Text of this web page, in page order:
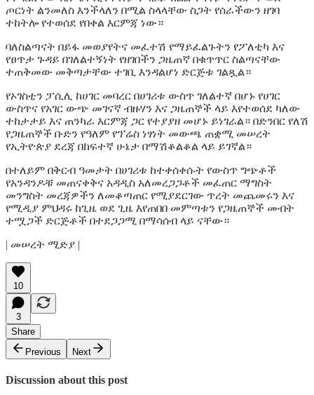
ጦርነት ልንመለስ እንችላለን በሚል ስላላቸው ስጋት የሰራችውን ዘገባ
ተከትሎ የተወሰደ የበቀል እርምጃ ነው።
ባለስልጣናት በይፋ መወያየትና መፈተሽ የማይፈልጉትን የፖለቲካ እና
የፀጥታ ጉዳይ በገለልተኝነት የዘገበችን ጋዜጠኛ በቁጥጥር ስልጣናቸው
ተጠቅመው መቅጣታቸው ተገቢ እንዳልሆነ ድርጅቱ ገልጿል።
የኦገስቲን ፓሲሊ ከሀገር መባረር በሀገሪቱ ውስጥ ገለልተኛ በሆኑ የሀገር
ውስጥና የአገር ውጭ መገናኛ ብዙሃን እና ጋዜጠኞች ላይ እየተወሰደ ካለው
ተከታታይ እና ጠንካራ እርምጃ ጋር የተያያዘ መሆኑ ይነገራል። በድንበር የለሽ
የጋዜጠኞች ቡድን የዓለም የፕሬስ ነፃነት መውጫ ጠቋሚ መሠረት
የኢትዮጵያ ደረጃ በከፍተኛ ሁኔታ በማሽቆልቆል ላይ ይገኛል።
በተለይም በቅርብ ዓመታት በሀገሪቱ ከተቀሰቀሱት የውስጥ ግጭቶች
የአንዳንዶቹ መጠናቀቅና አዳዲስ አለመረጋጋቶች መፈጠር ማግስት
መንግስት መረጃዎችን ለመቆጣጠር የሚያደርገው ጥረት መጨመሩን እና
የሚዲያ ምህዳሩ ከጊዜ ወደ ጊዜ እየጠበበ መምጣቱን የጋዜጠኞች መብት
ተሟጋች ድርጅቶች በተደጋጋሚ በማሳሰብ ላይ ናቸው።
| መሠረት ሚድያ |
10
3
Share
Previous
Next
Discussion about this post